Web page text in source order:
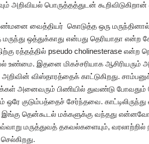
பொருத்தத்துடன் கூறிவிடுகிறான்
வைத்தியர் கொடுத்த ஒரு
ஒத்துக்காது என்பது தெரியாதா என்ற
ரத்தத்தில் pseudo cholinesterase
உண்மை. இதனை மிகச்சரியாக ஆசிரியரும்
விஸ்தாரத்தைக் காட்டுகிறது.
அனைவரும் பிணியில் துவண்டு
குடும்பத்தைச் சேர்ந்தவை.
தென்கூடல் மக்களுக்கு வந்தது என்னவோ
மருத்துவத் தகவல்களையும்,